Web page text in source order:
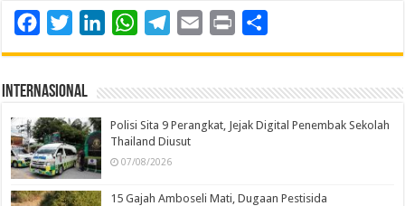
FacebookTwitterLinkedInWhatsAppTelegram
Email Print
Internasional
Polisi Sita 9 Perangkat, Jejak Digital Penembak Sekolah
Thailand Diusut
07/08/2026
15 Gajah Amboseli Mati, Dugaan Pestisida